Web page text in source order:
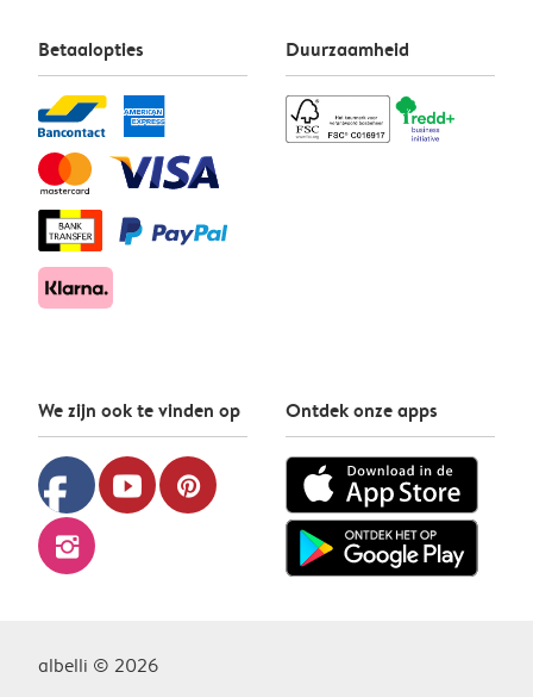
Betaalopties Duurzaamheid
We zijn ook te vinden op
facebook youtube pinterest
instagram
Ontdek onze apps
albelli © 2026